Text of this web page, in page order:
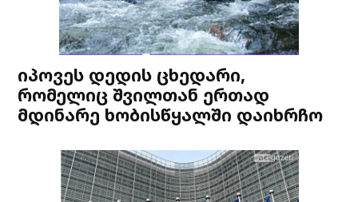
იპოვეს დედის ცხედარი,
რომელიც შვილთან ერთად
მდინარე ხობისწყალში დაიხრჩო